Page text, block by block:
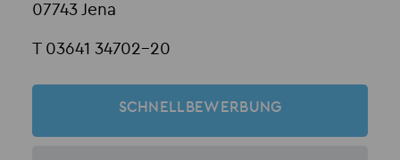
07743 Jena
T 03641 34702-20
SCHNELLBEWERBUNG